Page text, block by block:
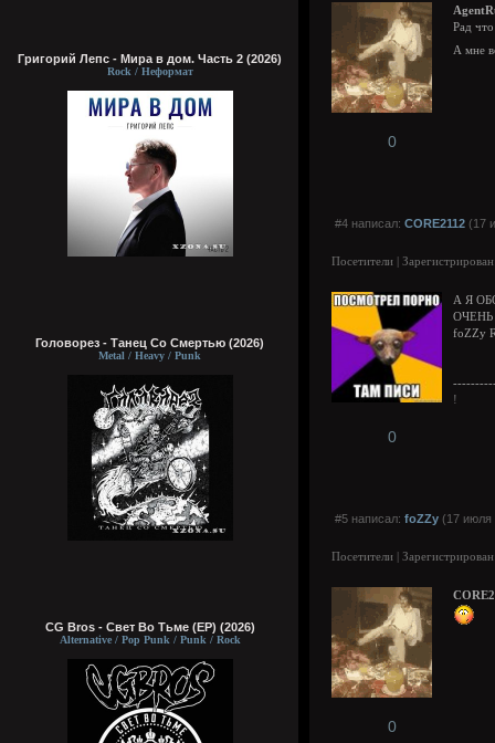
Григорий Лепс - Мира в дом. Часть 2 (2026)
Rock / Неформат
Головорез - Tанец Со Смертью (2026)
Metal / Heavy / Punk
CG Bros - Свет Во Тьме (EP) (2026)
Alternative / Pop Punk / Punk / Rock
Рад
А мне
0
#4 написал: CORE2112 (17
Посетители |
А Я
foZZy
!
0
#5 написал: foZZy (17 июля
Посетители |
0